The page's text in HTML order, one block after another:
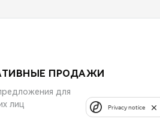
ПРОДАЖИ
для
лиц
Privacy notice